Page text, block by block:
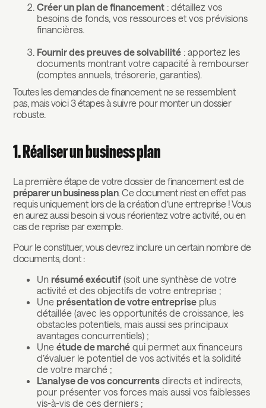
Créer un plan de financement : détaillez vos
besoins de fonds, vos ressources et vos prévisions
financières.
Fournir des preuves de solvabilité : apportez les
documents montrant votre capacité à rembourser
(comptes annuels, trésorerie, garanties).
Toutes les demandes de financement ne se ressemblent
pas, mais voici 3 étapes à suivre pour monter un dossier
robuste.
1. Réaliser un business plan
La première étape de votre dossier de financement est de
préparer un business plan. Ce document n’est en effet pas
requis uniquement lors de la création d’une entreprise ! Vous
en aurez aussi besoin si vous réorientez votre activité, ou en
cas de reprise par exemple.
Pour le constituer, vous devrez inclure un certain nombre de
documents, dont :
Un résumé exécutif (soit une synthèse de votre
activité et des objectifs de votre entreprise ;
Une présentation de votre entreprise plus
détaillée (avec les opportunités de croissance, les
obstacles potentiels, mais aussi ses principaux
avantages concurrentiels) ;
Uneétude de marché qui permet aux financeurs
d’évaluer le potentiel de vos activités et la solidité
de votre marché ;
L’analyse de vos concurrents directs et indirects,
pour présenter vos forces mais aussi vos faiblesses
vis-à-vis de ces derniers ;